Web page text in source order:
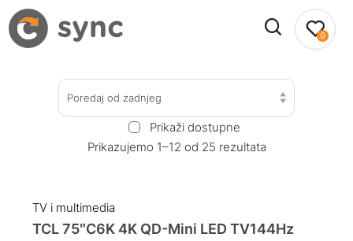
0
Poredaj od zadnjeg
Prikaži dostupne
Prikazujemo 1–12 od 25 rezultata
TV i multimedia
TCL 75″C6K 4K QD-Mini LED TV144Hz